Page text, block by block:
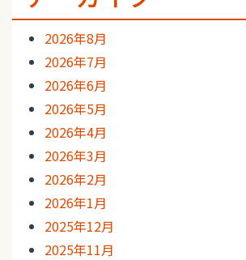
2026年8月
2026年7月
2026年6月
2026年5月
2026年4月
2026年3月
2026年2月
2026年1月
2025年12月
2025年11月